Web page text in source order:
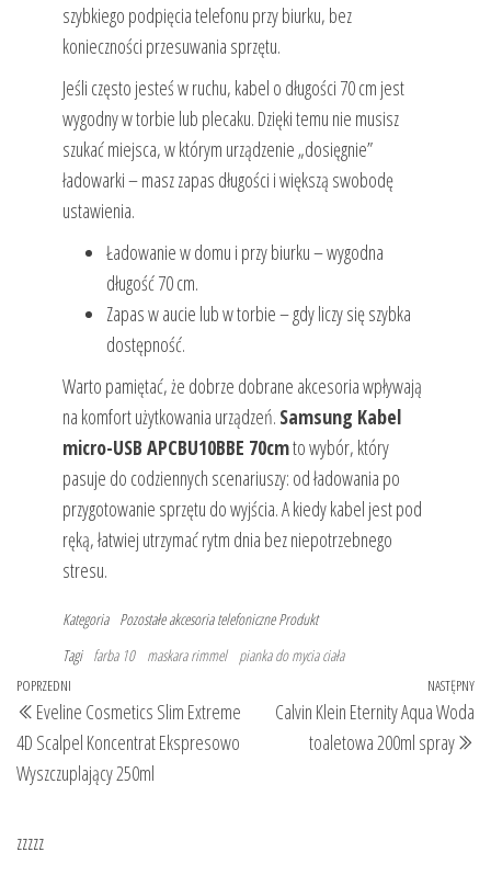
szybkiego podpięcia telefonu przy biurku, bez
konieczności przesuwania sprzętu.
Jeśli często jesteś w ruchu, kabel o długości 70 cm jest
wygodny w torbie lub plecaku. Dzięki temu nie musisz
szukać miejsca, w którym urządzenie „dosięgnie”
ładowarki – masz zapas długości i większą swobodę
ustawienia.
Ładowanie w domu i przy biurku – wygodna
długość 70 cm.
Zapas w aucie lub w torbie – gdy liczy się szybka
dostępność.
Warto pamiętać, że dobrze dobrane akcesoria wpływają
na komfort użytkowania urządzeń. Samsung Kabel
micro-USB APCBU10BBE 70cmto wybór, który
pasuje do codziennych scenariuszy: od ładowania po
przygotowanie sprzętu do wyjścia. A kiedy kabel jest pod
ręką, łatwiej utrzymać rytm dnia bez niepotrzebnego
stresu.
Kategoria Pozostałe akcesoria telefoniczne Produkt
Tagi farba 10 maskara rimmel pianka do mycia ciała
Nawigacja
wpisu
Poprzedni
wpis
POPRZEDNI
Eveline Cosmetics Slim Extreme
4D Scalpel Koncentrat Ekspresowo
Wyszczuplający 250ml
NASTĘPNY
Calvin Klein Eternity Aqua Woda
toaletowa 200ml spray
zzzzz